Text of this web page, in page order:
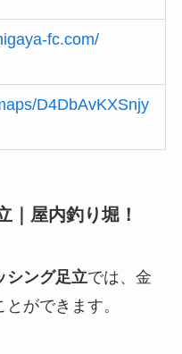
fc.com/
D4DbAvKXSnjy
｜屋内釣り堀！
シング足立では、金
ができます。